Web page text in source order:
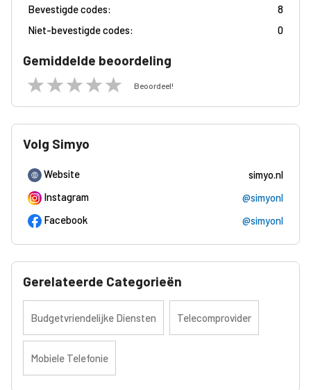
Bevestigde codes:
8
Niet-bevestigde codes:
0
Gemiddelde beoordeling
Beoordeel!
Volg Simyo
Website
simyo.nl
Instagram
@simyonl
Facebook
@simyonl
Gerelateerde Categorieën
Budgetvriendelijke Diensten Telecomprovider
Mobiele Telefonie